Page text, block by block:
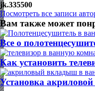
jk.335500
Посмотреть все записи
Вам также может
Все о
Как установить
Установка